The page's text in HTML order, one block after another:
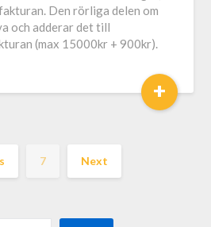
Den rörliga delen om
och adderar det till
(max 15000kr + 900kr).
+
7 Next